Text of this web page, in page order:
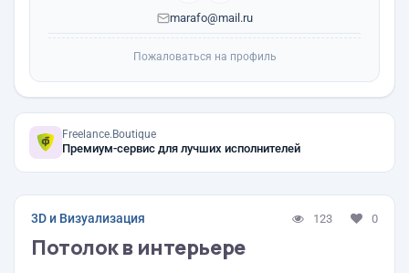
marafo@mail.ru
Пожаловаться на профиль
Freelance.Boutique
Премиум-сервис для лучших исполнителей
3D и Визуализация 123 0
Потолок в интерьере